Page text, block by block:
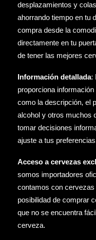
desplazamientos y
ahorrando tiempo en tu
compra desde la
directamente en tu
de tener las mejores
Información detallada:
proporciona
como la descripción, el
alcohol y otros muchos
tomar decisiones
ajuste a tus
Acceso a cervezas
somos importadores
contamos con
posibilidad de comprar
que no se encuentra
cerveza.